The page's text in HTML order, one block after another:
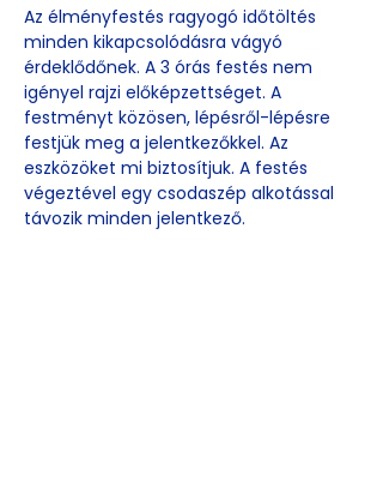
Az élményfestés ragyogó időtöltés
minden kikapcsolódásra vágyó
érdeklődőnek. A 3 órás festés nem
igényel rajzi előképzettséget. A
festményt közösen, lépésről-lépésre
festjük meg a jelentkezőkkel. Az
eszközöket mi biztosítjuk. A festés
végeztével egy csodaszép alkotással
távozik minden jelentkező.